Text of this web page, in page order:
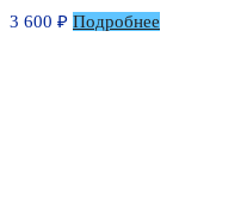
3 600 ₽ Подробнее